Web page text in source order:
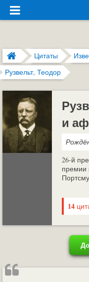
Цитаты
Рузвельт, Теодор
и
26-й
премии
14